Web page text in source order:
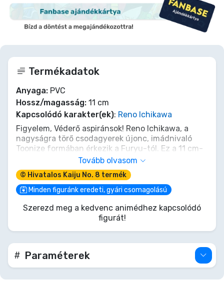
Termékadatok
Anyaga: PVC
Hossz/magasság: 11 cm
Kapcsolódó karakter(ek): Reno Ichikawa
Figyelem, Véderő aspiránsok! Reno Ichikawa, a
nagyságra törő csodagyerek újonc, imádnivaló
Toonize formában érkezik a Furyu-tól. Ez a 11 cm-
es PVC dinamó tökéletesen sűríti acélos
elszántságát és Kaiju-ellenes szellemét egy
kompakt gyűjtői darabba. Ne tévesszen meg csibi
mérete; készen áll, hogy őrt álljon a polcodon, és
emlékeztessen, hogy a legkisebb hősök is
szembenézhetnek kolosszális fenyegetésekkel.
Biztosítsd be ezt a jövőbeli ászt az osztagodba
Tovább olvasom
© Hivatalos Kaiju No. 8 termék
Minden figuránk eredeti, gyári csomagolású
Szerezd meg a kedvenc animédhez kapcsolódó
figurát!
Paraméterek